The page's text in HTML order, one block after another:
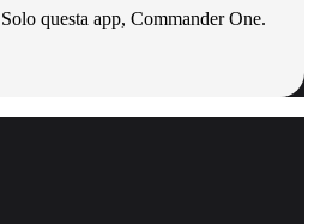
Solo questa app, Commander One.